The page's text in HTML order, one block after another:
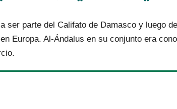
ser parte del Califato de Damasco y luego
Europa. Al-Ándalus en su conjunto era